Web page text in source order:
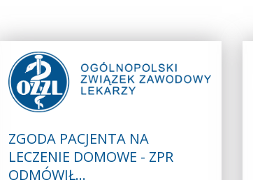
ZGODA PACJENTA NA
LECZENIE DOMOWE - ZPR
ODMÓWIŁ…